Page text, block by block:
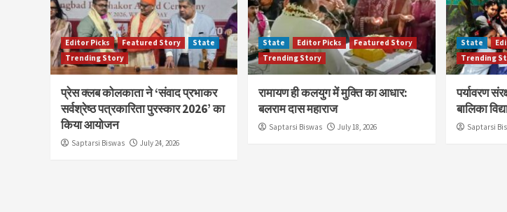
Editor Picks Featured Story
State
Trending Story
प्रेस क्लब कोलकाता ने ‘संवाद प्रभाकर
सर्वश्रेष्ठ पत्रकारिता पुरस्कार 2026’ का
किया आयोजन
Saptarsi Biswas July 24, 2026
State Editor Picks
Featured Story
Trending Story
रामायण ही कलयुग में मुक्ति का आधार:
बलराम दास महाराज
Saptarsi Biswas July 18, 2026
State
Trending
पर्यावरण
बालिका
Saptarsi